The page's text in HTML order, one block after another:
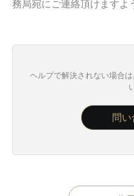
務局宛にご連絡頂けますよ
ヘルプで解決されない場合
問